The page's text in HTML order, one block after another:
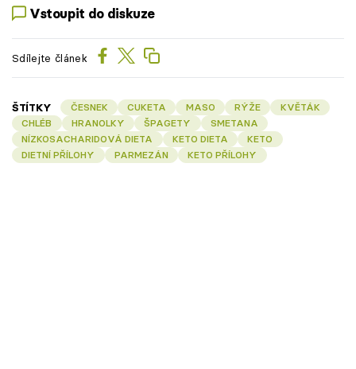
Vstoupit do diskuze
Sdílejte článek
ŠTÍTKY ČESNEK CUKETA MASO RÝŽE
KVĚTÁK
CHLÉB
HRANOLKY ŠPAGETY
SMETANA
NÍZKOSACHARIDOVÁ DIETA
KETO DIETA
KETO
DIETNÍ PŘÍLOHY
PARMEZÁN KETO PŘÍLOHY